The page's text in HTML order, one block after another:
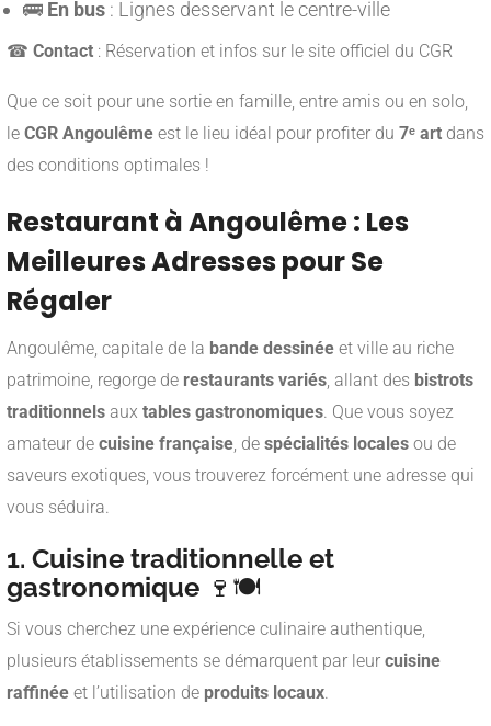
🚌 En bus : Lignes desservant le centre-ville
☎ Contact : Réservation et infos sur le site officiel du CGR
Que ce soit pour une sortie en famille, entre amis ou en solo,
le CGR Angoulême est le lieu idéal pour profiter du 7ᵉ art dans
des conditions optimales !
Restaurant à Angoulême : Les
Meilleures Adresses pour Se
Régaler
Angoulême, capitale de la bande dessinée et ville au riche
patrimoine, regorge de restaurants variés , allant des bistrots
traditionnels aux tables gastronomiques . Que vous soyez
amateur de cuisine française , de spécialités locales ou de
saveurs exotiques, vous trouverez forcément une adresse qui
vous séduira.
1. Cuisine traditionnelle et
gastronomique 🍷🍽️
Si vous cherchez une expérience culinaire authentique,
plusieurs établissements se démarquent par leur cuisine
raffinée et l’utilisation de produits locaux